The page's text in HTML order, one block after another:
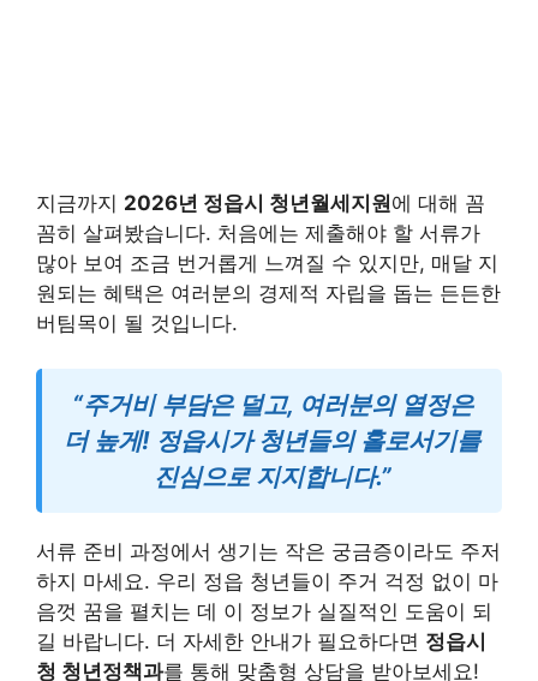
지금까지 2026년 정읍시 청년월세지원에 대해 꼼
꼼히 살펴봤습니다. 처음에는 제출해야 할 서류가
많아 보여 조금 번거롭게 느껴질 수 있지만, 매달 지
원되는 혜택은 여러분의 경제적 자립을 돕는 든든한
버팀목이 될 것입니다.
“주거비 부담은 덜고, 여러분의 열정은
더 높게! 정읍시가 청년들의 홀로서기를
진심으로 지지합니다.”
서류 준비 과정에서 생기는 작은 궁금증이라도 주저
하지 마세요. 우리 정읍 청년들이 주거 걱정 없이 마
음껏 꿈을 펼치는 데 이 정보가 실질적인 도움이 되
길 바랍니다. 더 자세한 안내가 필요하다면 정읍시
청 청년정책과를 통해 맞춤형 상담을 받아보세요!